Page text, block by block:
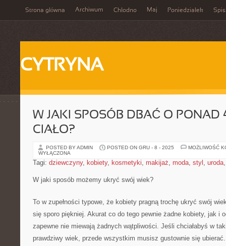
Strona główna Archiwum Chłodno Maj Poniedziałek Spis
CYTRYNA
W JAKI SPOSÓB DBAĆ O PONAD
CIAŁO?
POSTED BY ADMIN POSTED ON GRU - 8 - 2025
MOŻLIWOŚĆ
WYŁĄCZONA
Tagi: dziewczyny, kobiety, kosmetyki, makijaż, moda, styl , uroda
W jaki sposób możemy ukryć swój wiek?
To w zupełności typowe, że kobiety pragną trochę ukryć swój
się sporo piękniej. Akurat co do tego pewnie żadne kobiety, jak i
zapewne nie miewają żadnych wątpliwości. Jeśli chciałabyś w
prawdziwy wiek, przede wszystkim musisz gustownie się